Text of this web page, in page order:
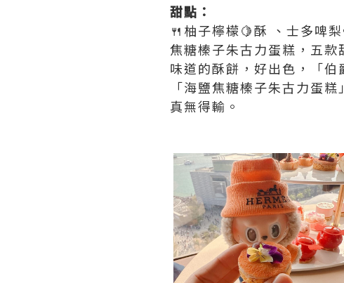
甜點：
🍴柚子檸檬🍋酥 、士多啤
焦糖榛子朱古力蛋糕，五
味道的酥餅，好出色，「伯
「海鹽焦糖榛子朱古力蛋
真無得輸。